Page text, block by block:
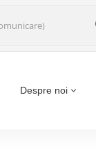
Despre noi